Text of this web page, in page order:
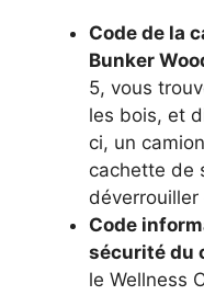
Code de la
Bunker
5, vous
les bois, et
ci, un
cachette de
déverrouiller
Code
sécurité du
le Wellness